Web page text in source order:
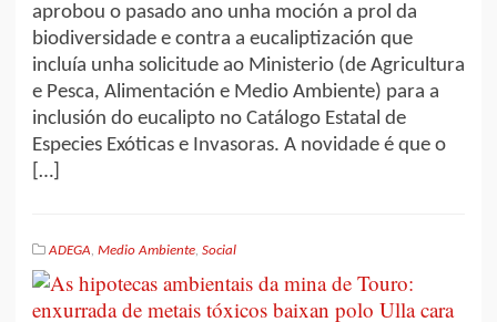
aprobou o pasado ano unha moción a prol da
biodiversidade e contra a eucaliptización que
incluía unha solicitude ao Ministerio (de Agricultura
e Pesca, Alimentación e Medio Ambiente) para a
inclusión do eucalipto no Catálogo Estatal de
Especies Exóticas e Invasoras. A novidade é que o
[…]
ADEGA, Medio Ambiente, Social